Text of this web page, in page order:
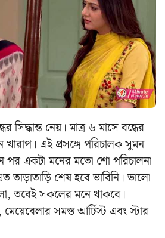
সিদ্ধান্ত নেয়।মাত্র ৬ মাসে বন্ধের
এই প্রসঙ্গে পরিচালক সুমন
পর একটা মনের মতো শো পরিচালনা
তাড়াতাড়ি শেষ হবে ভাবিনি। ভালো
তবেই সকলের মনে থাকবে।
সমস্ত আর্টিস্ট এবং স্টার